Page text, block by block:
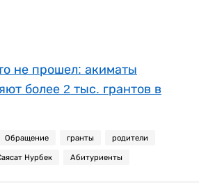
не прошел: акиматы
более 2 тыс. грантов в
Обращение гранты родители
Нурбек Абитуриенты